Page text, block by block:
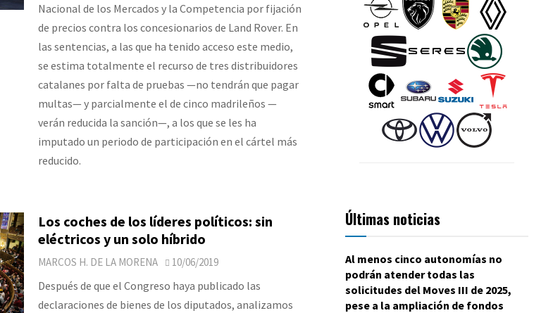
Nacional de los Mercados y la Competencia por fijación
de precios contra los concesionarios de Land Rover. En
las sentencias, a las que ha tenido acceso este medio,
se estima totalmente el recurso de tres distribuidores
catalanes por falta de pruebas —no tendrán que pagar
multas— y parcialmente el de cinco madrileños —
verán reducida la sanción—, a los que se les ha
imputado un periodo de participación en el cártel más
reducido.
Los coches de los líderes políticos: sin
eléctricos y un solo híbrido
MARCOS H. DE LA MORENA 10/06/2019
Después de que el Congreso haya publicado las
declaraciones de bienes de los diputados, analizamos
Últimas noticias
Al menos cinco autonomías no
podrán atender todas las
solicitudes del Moves III de 2025,
pese a la ampliación de fondos